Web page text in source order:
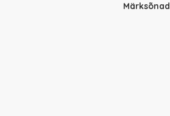
Märksõnad